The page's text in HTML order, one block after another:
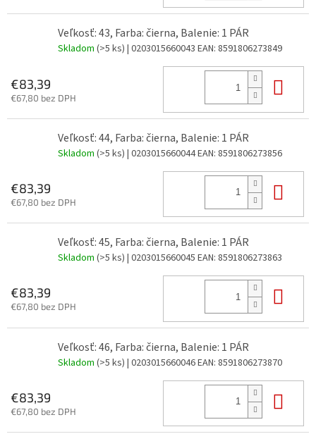
Veľkosť: 43, Farba: čierna, Balenie: 1 PÁR
Skladom (>5 ks) | 0203015660043 EAN: 8591806273849
€83,39
€67,80 bez DPH
Veľkosť: 44, Farba: čierna, Balenie: 1 PÁR
Skladom (>5 ks) | 0203015660044EAN: 8591806273856
€83,39
€67,80 bez DPH
Veľkosť: 45, Farba: čierna, Balenie: 1 PÁR
Skladom (>5 ks) | 0203015660045 EAN: 8591806273863
€83,39
€67,80 bez DPH
Veľkosť: 46, Farba: čierna, Balenie: 1 PÁR
Skladom (>5 ks) | 0203015660046EAN: 8591806273870
€83,39
€67,80 bez DPH